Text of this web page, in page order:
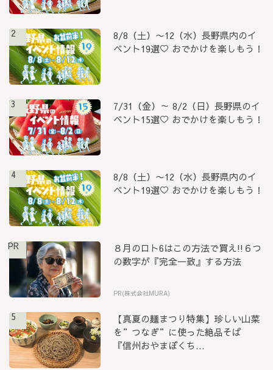
2
8/8（土）〜12（水）長野県内のイ
ベント19選♡ おでかけを楽しもう！
3
7/31（金）～ 8/2（日）長野県のイ
ベント15選♡ おでかけを楽しもう！
4
8/8（土）〜12（水）長野県内のイ
ベント19選♡ おでかけを楽しもう！
PR
８月のロト6はこの方法で買え!!６つ
の数字が『完全一致』する方法
PR(株式会社MURA)
5
【真夏の麺まつり特集】珍しい山菜
を”つなぎ”に使った絶品そば
『信州おやまぼくち...